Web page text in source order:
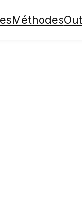
Méthodes